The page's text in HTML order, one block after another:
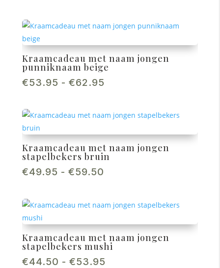
€57.50
Kraamcadeau met naam jongen
punniknaam beige
€53.95 - €62.95
€62.95
Kraamcadeau met naam jongen
stapelbekers bruin
€49.95 - €59.50
€59.50
Kraamcadeau met naam jongen
stapelbekers mushi
€44.50 - €53.95